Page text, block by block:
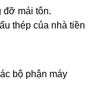
đỡ mái tôn.
thép của nhà tiền
bộ phận máy